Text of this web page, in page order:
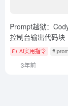
Prompt越狱：
控制台输出代码块
AI实用指令 #
3年前